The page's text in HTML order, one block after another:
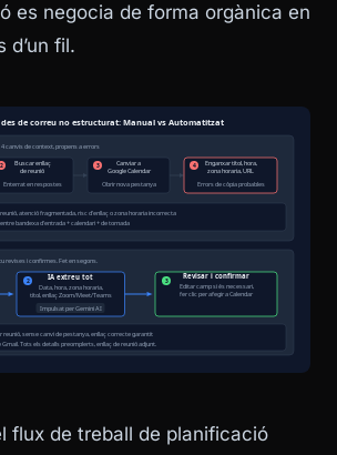
es negocia de forma orgànica en
d’un fil.
flux de treball de planificació